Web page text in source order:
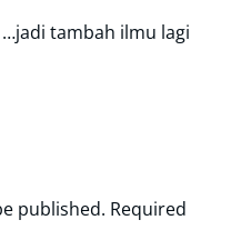
tambah ilmu lagi
published. Required